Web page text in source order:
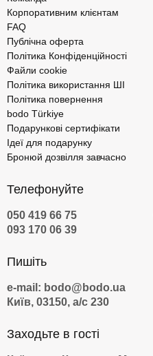
Корпоративним клієнтам
FAQ
Публічна оферта
Політика Конфіденційності
Файли cookie
Політика використання ШІ
Політика повернення
bodo Türkiye
Подарункові сертифікати
Ідеї для подарунку
Бронюй дозвілля завчасно
Телефонуйте
050 419 66 75
093 170 06 39
Пишіть
e-mail: bodo@bodo.ua
Київ, 03150, а/с 230
Заходьте в гості